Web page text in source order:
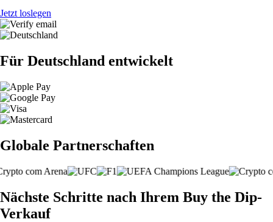
Jetzt loslegen
Für Deutschland entwickelt
Globale Partnerschaften
Nächste Schritte nach Ihrem Buy the Dip-
Verkauf